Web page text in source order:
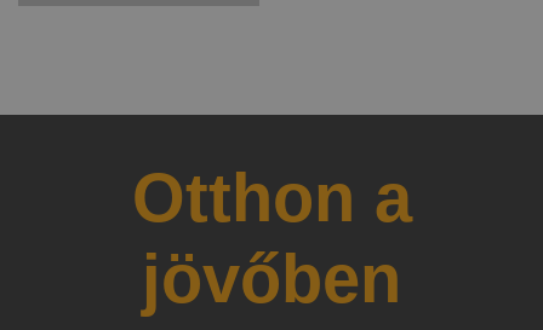
Otthon a
jövőben